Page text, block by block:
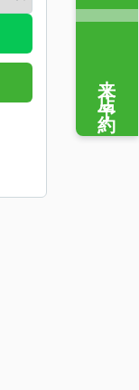
来店予約